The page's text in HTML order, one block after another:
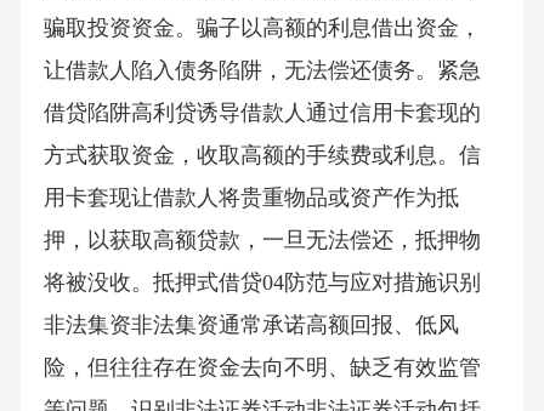
骗取投资资金。骗子以高额的利息借出资金，
让借款人陷入债务陷阱，无法偿还债务。紧急
借贷陷阱高利贷诱导借款人通过信用卡套现的
方式获取资金，收取高额的手续费或利息。信
用卡套现让借款人将贵重物品或资产作为抵
押，以获取高额贷款，一旦无法偿还，抵押物
将被没收。抵押式借贷04防范与应对措施识别
非法集资非法集资通常承诺高额回报、低风
险，但往往存在资金去向不明、缺乏有效监管